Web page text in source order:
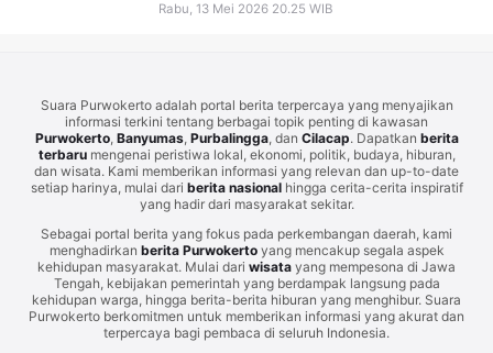
Rabu, 13 Mei 2026 20.25 WIB
Suara Purwokerto adalah portal berita terpercaya yang menyajikan
informasi terkini tentang berbagai topik penting di kawasan
Purwokerto, Banyumas, Purbalingga, dan Cilacap. Dapatkan berita
terbarumengenai peristiwa lokal, ekonomi, politik, budaya, hiburan,
dan wisata. Kami memberikan informasi yang relevan dan up-to-date
setiap harinya, mulai dari berita nasionalhingga cerita-cerita inspiratif
yang hadir dari masyarakat sekitar.
Sebagai portal berita yang fokus pada perkembangan daerah, kami
menghadirkan berita Purwokertoyang mencakup segala aspek
kehidupan masyarakat. Mulai dari wisata yang mempesona di Jawa
Tengah, kebijakan pemerintah yang berdampak langsung pada
kehidupan warga, hingga berita-berita hiburan yang menghibur. Suara
Purwokerto berkomitmen untuk memberikan informasi yang akurat dan
terpercaya bagi pembaca di seluruh Indonesia.